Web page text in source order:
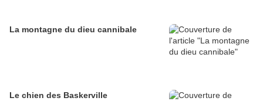
La montagne du dieu cannibale
Le chien des Baskerville